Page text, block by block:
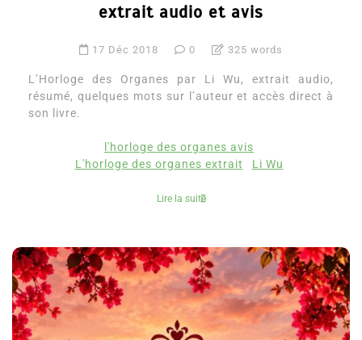
extrait audio et avis
17 Déc 2018 0 325 words
L’Horloge des Organes par Li Wu, extrait audio,
résumé, quelques mots sur l’auteur et accès direct à
son livre.
l'horloge des organes avis
L'horloge des organes extrait
Li Wu
Lire la suite